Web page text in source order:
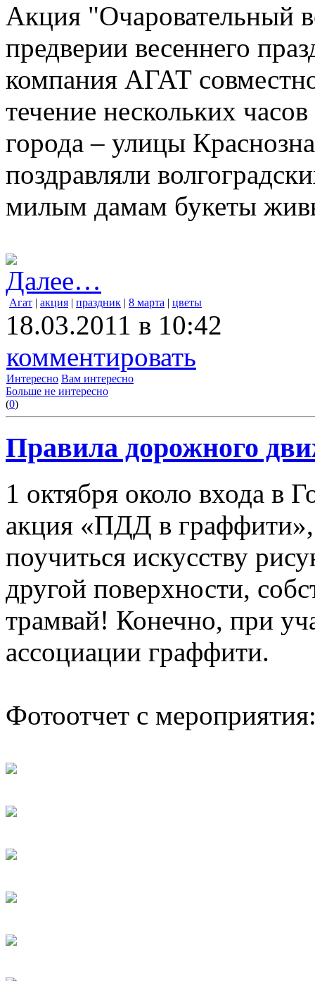
Акция "Очаровательный
предверии весеннего
компания АГАТ
течение нескольких
города – улицы
поздравляли
милым дамам букеты
Далее…
Агат | акция | праздник | 8 марта | цветы
18.03.2011 в 10:42
комментировать
Интересно Вам интересно
Больше не интересно
(0)
Правила дорожного
1 октября около входа в
акция «ПДД в
поучиться искусству
другой поверхности,
трамвай! Конечно, при
ассоциации граффити.
Фотоотчет с